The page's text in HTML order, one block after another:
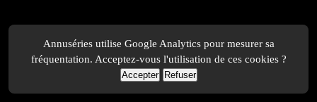
Annuséries utilise Google Analytics pour mesurer sa
fréquentation. Acceptez-vous l'utilisation de ces cookies ?
Accepter Refuser